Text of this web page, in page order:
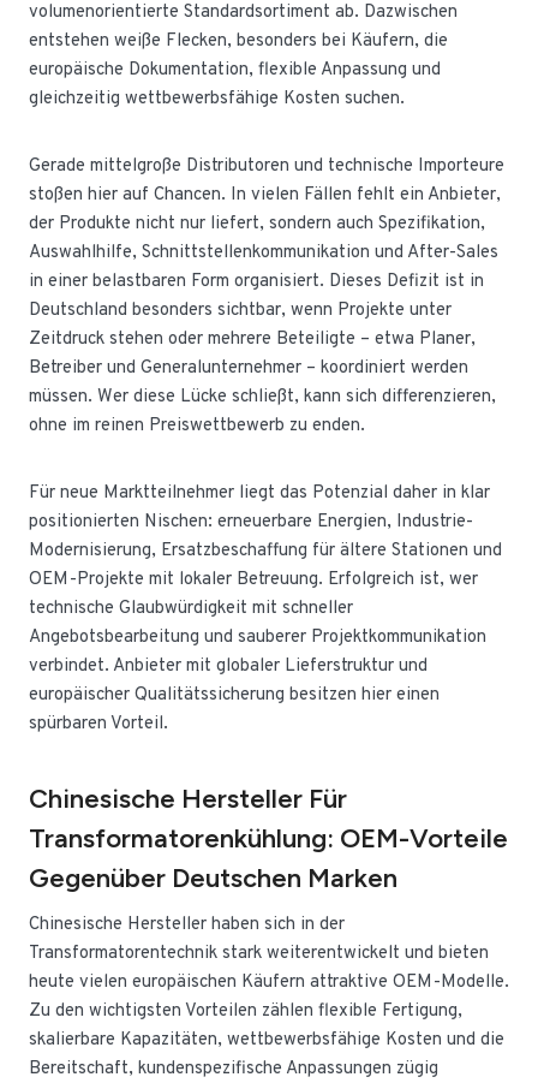
volumenorientierte Standardsortiment ab. Dazwischen
entstehen weiße Flecken, besonders bei Käufern, die
europäische Dokumentation, flexible Anpassung und
gleichzeitig wettbewerbsfähige Kosten suchen.
Gerade mittelgroße Distributoren und technische Importeure
stoßen hier auf Chancen. In vielen Fällen fehlt ein Anbieter,
der Produkte nicht nur liefert, sondern auch Spezifikation,
Auswahlhilfe, Schnittstellenkommunikation und After-Sales
in einer belastbaren Form organisiert. Dieses Defizit ist in
Deutschland besonders sichtbar, wenn Projekte unter
Zeitdruck stehen oder mehrere Beteiligte – etwa Planer,
Betreiber und Generalunternehmer – koordiniert werden
müssen. Wer diese Lücke schließt, kann sich differenzieren,
ohne im reinen Preiswettbewerb zu enden.
Für neue Marktteilnehmer liegt das Potenzial daher in klar
positionierten Nischen: erneuerbare Energien, Industrie-
Modernisierung, Ersatzbeschaffung für ältere Stationen und
OEM-Projekte mit lokaler Betreuung. Erfolgreich ist, wer
technische Glaubwürdigkeit mit schneller
Angebotsbearbeitung und sauberer Projektkommunikation
verbindet. Anbieter mit globaler Lieferstruktur und
europäischer Qualitätssicherung besitzen hier einen
spürbaren Vorteil.
Chinesische Hersteller Für
Transformatorenkühlung: OEM-Vorteile
Gegenüber Deutschen Marken
Chinesische Hersteller haben sich in der
Transformatorentechnik stark weiterentwickelt und bieten
heute vielen europäischen Käufern attraktive OEM-Modelle.
Zu den wichtigsten Vorteilen zählen flexible Fertigung,
skalierbare Kapazitäten, wettbewerbsfähige Kosten und die
Bereitschaft, kundenspezifische Anpassungen zügig